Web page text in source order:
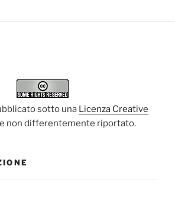
sotto una Licenza Creative
non differentemente riportato.